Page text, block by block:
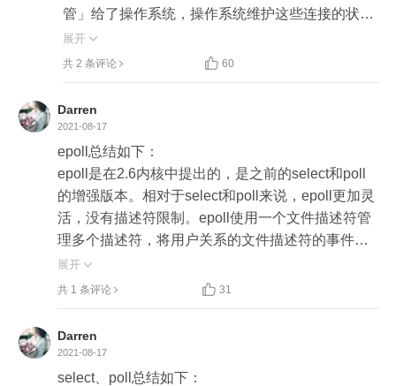
管」给了操作系统，操作系统维护这些连接的状态
变化，之后应用层只管问操作系统，哪些 socket 有
数据可读/可写就好了，大大简化了应用层的复杂度
2、IO 多路复用机制要想高效使用，一般还需要把
socket 设置成「非阻塞」模式，即 socket 没有数
据可读/可写时，应用层去 read/write socket 也不会
阻塞住（内核会返回指定错误，应用层可继续重
试），这样应用层就可以去处理其它业务逻辑，不
会阻塞影响性能
3、为什么 Redis 要使用「单线程」处理客户端请
存数据是极快的，所以 Redis 的瓶颈不在 CPU，
制，正好可以满足这种需求，模型简单，性能也极
展开 
共 2 条评论  60
Darren
2021-08-17
epoll总结如下：
epoll是在2.6内核中提出的，是之前的select和poll
的增强版本。相对于select和poll来说，epoll更加灵
活，没有描述符限制。epoll使用一个文件描述符管
理多个描述符，将用户关系的文件描述符的事件存
放到内核的一个事件表中，这样在用户空间和内核
空间的copy只需一次。
int epoll_create(int size)；//创建一个epoll的句柄，
int epoll_ctl(int epfd, int op, int fd, struct epoll_event
*event)；
展开 
共 1 条评论  31
Darren
2021-08-17
select、poll总结如下：